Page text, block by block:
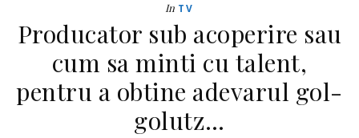
In TV
Producator sub acoperire sau
cum sa minti cu talent,
pentru a obtine adevarul gol-
golutz…